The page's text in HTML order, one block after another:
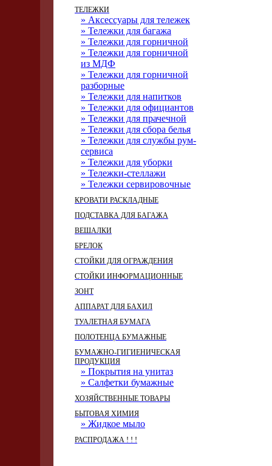
ТЕЛЕЖКИ
» Аксессуары для тележек
» Тележки для багажа
» Тележки для горничной
» Тележки для горничной
из МДФ
» Тележки для горничной
разборные
» Тележки для напитков
» Тележки для официантов
» Тележки для прачечной
» Тележки для сбора белья
» Тележки для службы рум-
сервиса
» Тележки для уборки
» Тележки-стеллажи
» Тележки сервировочные
КРОВАТИ РАСКЛАДНЫЕ
ПОДСТАВКА ДЛЯ БАГАЖА
ВЕШАЛКИ
БРЕЛОК
СТОЙКИ ДЛЯ ОГРАЖДЕНИЯ
СТОЙКИ ИНФОРМАЦИОННЫЕ
ЗОНТ
АППАРАТ ДЛЯ БАХИЛ
ТУАЛЕТНАЯ БУМАГА
ПОЛОТЕНЦА БУМАЖНЫЕ
БУМАЖНО-ГИГИЕНИЧЕСКАЯ
ПРОДУКЦИЯ
» Покрытия на унитаз
» Салфетки бумажные
ХОЗЯЙСТВЕННЫЕ ТОВАРЫ
БЫТОВАЯ ХИМИЯ
» Жидкое мыло
РАСПРОДАЖА ! ! !